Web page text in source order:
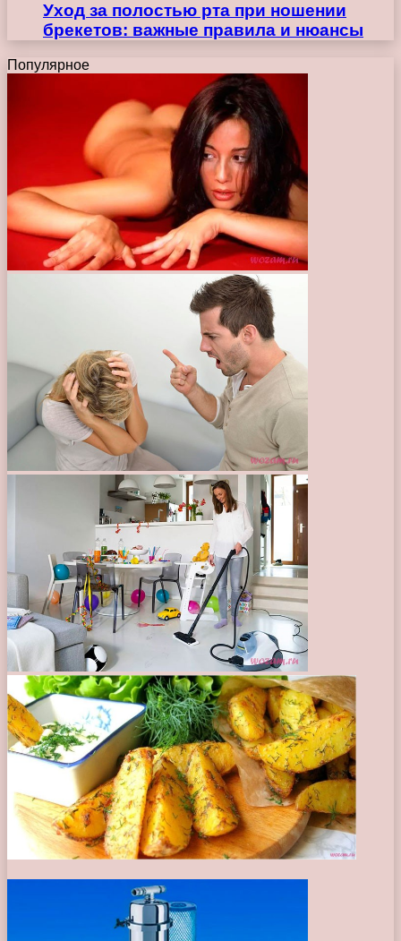
Уход за полостью рта при ношении
брекетов: важные правила и нюансы
Популярное